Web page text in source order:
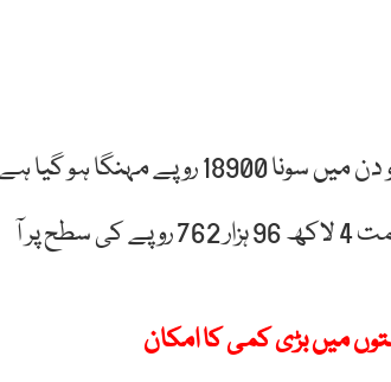
آج سونے کے فی تولہ نرخ میں 7 ہزار 800 روپے کا اضافہ ہونے سے نئی قیمت 4 لاکھ 96 ہزار 762 روپے کی سطح پر آ
میں بڑی کمی کا امکان